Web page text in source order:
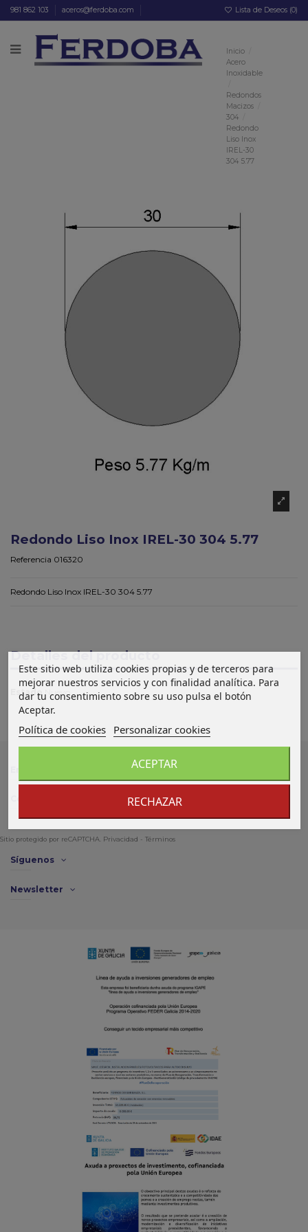
981 862 103 aceros@ferdoba.com Lista de Deseos (0)
Inicio
Acero
Inoxidable
Redondos
Macizos
304
Redondo
Liso Inox
IREL-30
304 5.77
Redondo Liso Inox IREL-30 304 5.77
Referencia 016320
Redondo Liso Inox IREL-30 304 5.77
Detalles del producto
Estado Nuevo
Sitio protegido por reCAPTCHA. Privacidad - Términos
Este sitio web utiliza cookies propias y de terceros para
mejorar nuestros servicios y con finalidad analítica. Para
dar tu consentimiento sobre su uso pulsa el botón
Aceptar.
Política de cookies Personalizar cookies
RECHAZAR
ACEPTAR
Síguenos
Newsletter